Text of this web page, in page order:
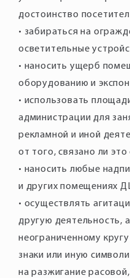
достоинство
• забираться на
осветительные
• наносить ущерб
оборудованию и
• использовать
администрации для
рекламной и иной
от того, связано ли
• наносить любые
и других помещениях
• осуществлять
другую деятельность,
неограниченному
знаки или иную
на разжигание